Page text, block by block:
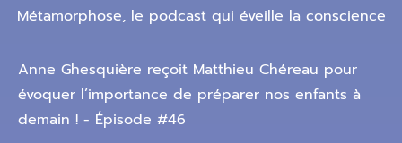
Métamorphose, le podcast qui éveille la conscience
Anne Ghesquière reçoit Matthieu Chéreau pour
évoquer l’importance de préparer nos enfants à
demain ! - Épisode #46